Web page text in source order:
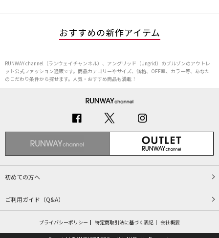
おすすめの新作アイテム
RUNWAY channel（ランウェイチャンネル）、アングリッド（Ungrid）のブルゾンのアウトレ
ット公式ファッション通販です。商品カテゴリーやサイズ、価格、OFF率、カラー等、あなた
のこだわり条件から探せます。人気・おすすめ商品も満載！
初めての方へ
ご利用ガイド（Q&A）
プライバシーポリシー 特定商取引法に基づく表記 会社概要